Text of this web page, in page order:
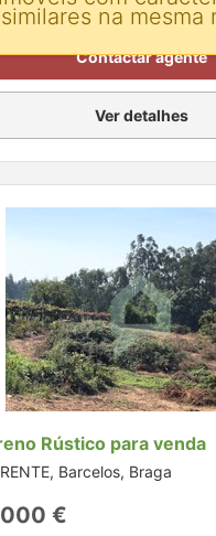
do terreno:13400 m²
Contactar agente
Ver detalhes
Rústico para venda
Barcelos, Braga
€
similares na mesma